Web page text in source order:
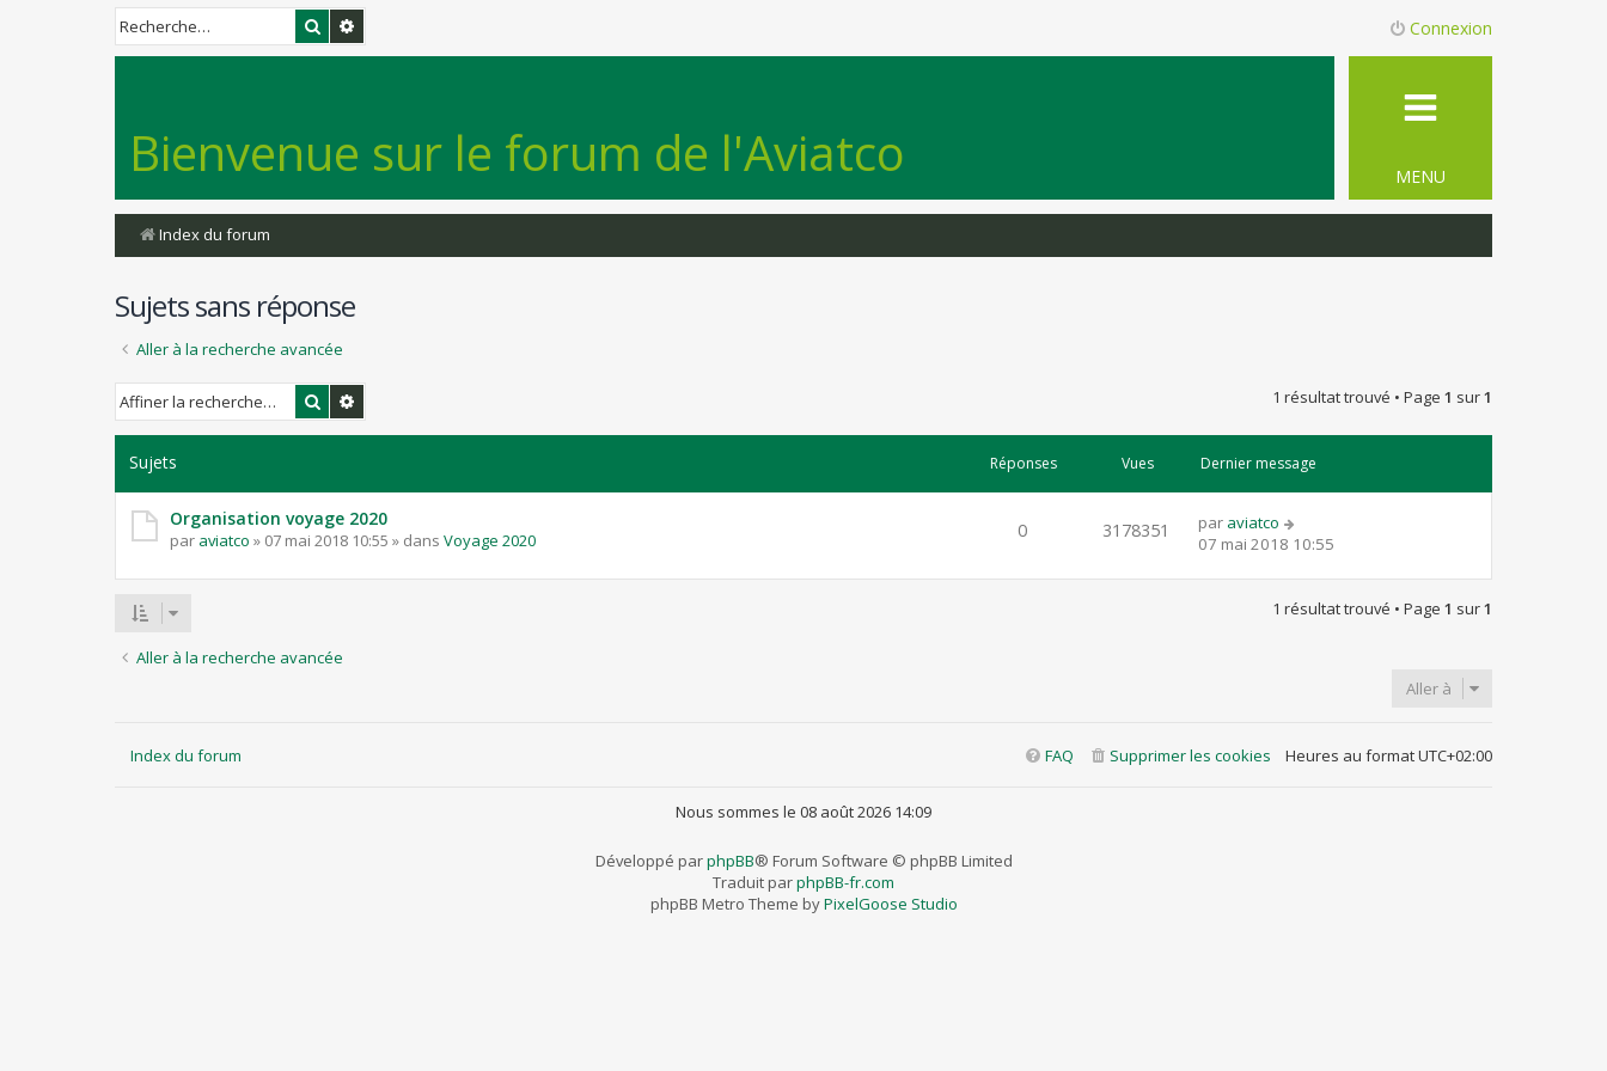
Rechercher Connexion
Bienvenue sur le forum de l'Aviatco MENU
Index du forum
Sujets sans réponse
Aller à la recherche avancée
Rechercher 1 résultat trouvé • Page 1 sur1
Sujets Réponses Vues Dernier message
Organisation voyage 2020
par aviatco » 07 mai 2018 10:55 » dans Voyage 2020 0 3178351 par aviatco
07 mai 2018 10:55
1 résultat trouvé • Page 1 sur1
Aller à la recherche avancée
Aller à
Index du forum Heures au formatUTC+02:00
Supprimer les cookies
FAQ
Nous sommes le 08 août 2026 14:09
Développé parphpBB® Forum Software © phpBB Limited
Traduit parphpBB-fr.com
phpBB Metro Theme byPixelGoose Studio